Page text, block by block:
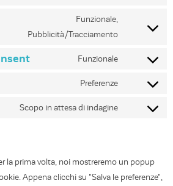
Funzionale,
Pubblicità/Tracciamento
Funzionale
Preferenze
Scopo in attesa di indagine
la prima volta, noi mostreremo un popup
Appena clicchi su "Salva le preferenze",